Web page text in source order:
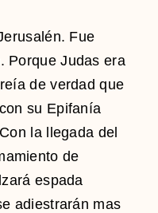
Fue
Porque Judas era
de verdad que
su Epifanía
la llegada del
de
espada
adiestrarán mas